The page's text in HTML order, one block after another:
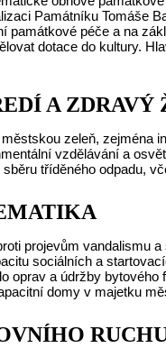
Památníku Tomáše
památkové péče a na
dotace do kultury.
A ZDRAVÝ
zeleň, zejména
vzdělávání a
tříděného odpadu,
projevům vandalismu
sociálních a
oprav a údržby bytového
domy v majetku